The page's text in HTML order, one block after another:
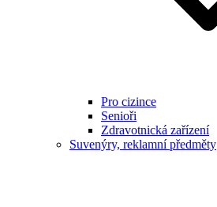
Pro cizince
Senioři
Zdravotnická zařízení
Suvenýry, reklamní předměty